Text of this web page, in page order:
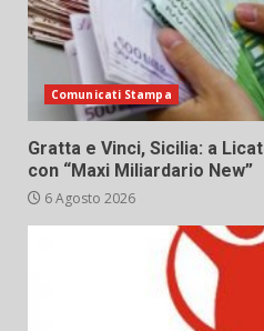
Comunicati Stampa
Gratta e Vinci, Sicilia: a
con “Maxi Miliardario New”
6 Agosto 2026